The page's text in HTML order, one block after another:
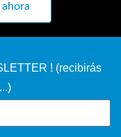
! (recibirás